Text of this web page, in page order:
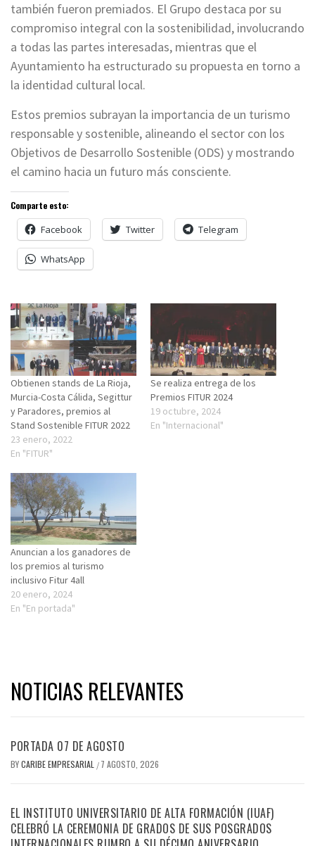
también fueron premiados. El Grupo destaca por su
compromiso integral con la sostenibilidad, involucrando
a todas las partes interesadas, mientras que el
Ayuntamiento ha estructurado su propuesta en torno a
la identidad cultural local.
Estos premios subrayan la importancia de un turismo
responsable y sostenible, alineando el sector con los
Objetivos de Desarrollo Sostenible (ODS) y mostrando
el camino hacia un futuro más consciente.
Comparte esto:
Facebook Twitter Telegram
WhatsApp
Obtienen stands de La Rioja,
Murcia-Costa Cálida, Segittur
y Paradores, premios al
Stand Sostenible FITUR 2022
23 enero, 2022
En "FITUR"
Se realiza entrega de los
Premios FITUR 2024
19 octubre, 2024
En "Internacional"
Anuncian a los ganadores de
los premios al turismo
inclusivo Fitur 4all
20 enero, 2024
En "En portada"
NOTICIAS RELEVANTES
PORTADA 07 DE AGOSTO
BYCARIBE EMPRESARIAL / 7 AGOSTO, 2026
EL INSTITUTO UNIVERSITARIO DE ALTA FORMACIÓN (IUAF)
CELEBRÓ LA CEREMONIA DE GRADOS DE SUS POSGRADOS